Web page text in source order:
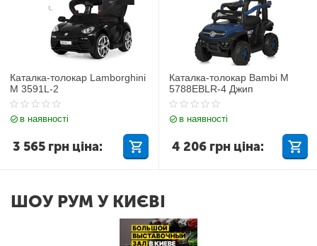
Каталка-толокар Lamborghini
M 3591L-2
в наявності
3 565 грн ціна:
Каталка-толокар Bambi M
5788EBLR-4 Джип
в наявності
4 206 грн ціна:
ШОУ РУМ У КИЄВІ